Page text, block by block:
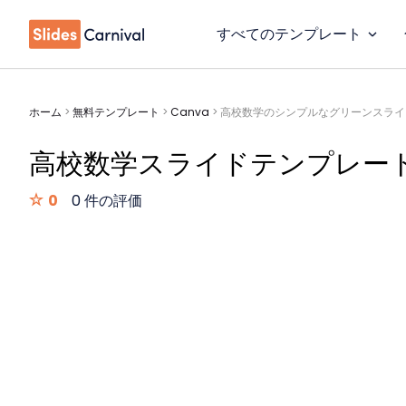
すべてのテンプレート
ホーム > 無料テンプレート > Canva > 高校数学のシンプルなグリーンスラ
高校数学スライドテンプレー
0 0 件の評価